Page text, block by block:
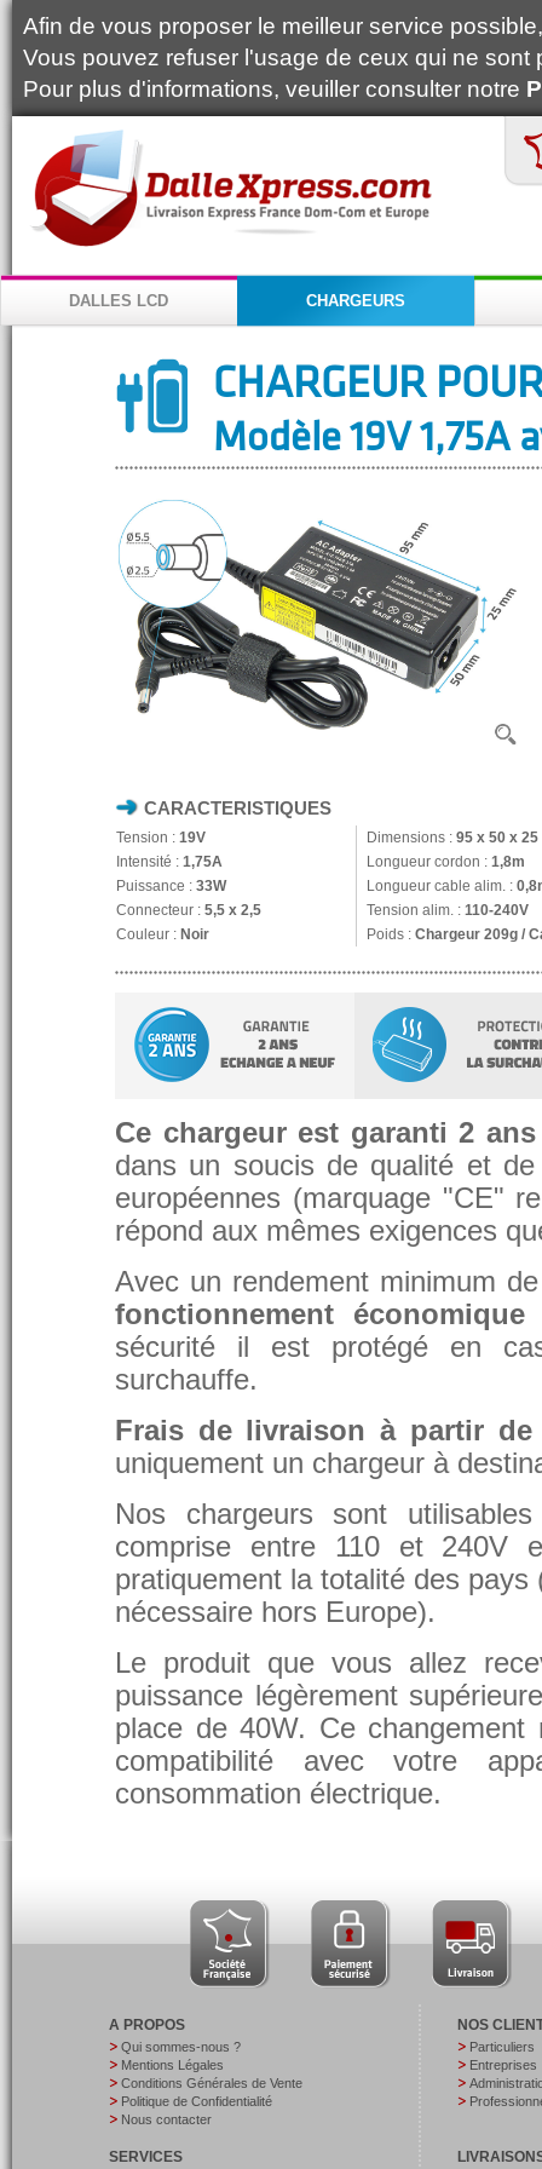
Afin de vous proposer le meilleur service
Vous pouvez refuser l'usage de ceux qui ne
Pour plus d'informations, veuiller consulter notre
DALLES LCD CHARGEURS
CHARGEUR
Modèle 19V 1,75A
CARACTERISTIQUES
Tension : 19V Dimensions : 95 x 50 x 25
Intensité : 1,75A Longueur cordon : 1,8m
Puissance : 33W Longueur cable alim. :
Connecteur : 5,5 x 2,5 Tension alim. : 110-240V
Couleur : Noir Poids : Chargeur 209g /
Ce chargeur est garanti 2 ans
dans un soucis de qualité et
européennes (marquage "CE"
répond aux mêmes exigences
Avec un rendement minimum
fonctionnement
sécurité il est protégé en
surchauffe.
Frais de livraison à partir de
uniquement un chargeur à
Nos chargeurs sont
comprise entre 110 et 240V
pratiquement la totalité des
nécessaire hors Europe).
Le produit que vous allez
puissance légèrement
place de 40W. Ce
compatibilité avec votre
consommation électrique.
A PROPOS
Qui sommes-nous ?
Mentions Légales
Conditions Générales de Vente
Politique de Confidentialité
Nous contacter
SERVICES
NOS
Particuliers
Entreprises